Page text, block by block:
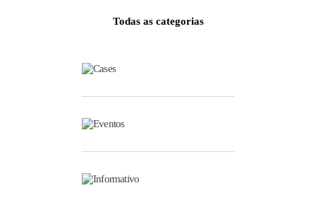
Todas as categorias
Cases
Eventos
Informativo